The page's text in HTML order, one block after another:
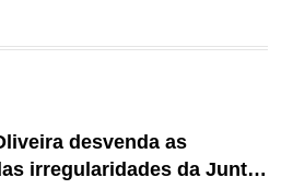
desvenda as
irregularidades da Junta